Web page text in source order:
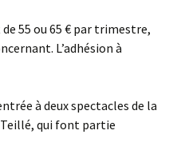
55 ou 65 € par trimestre,
L’adhésion à
à deux spectacles de la
Teillé, qui font partie